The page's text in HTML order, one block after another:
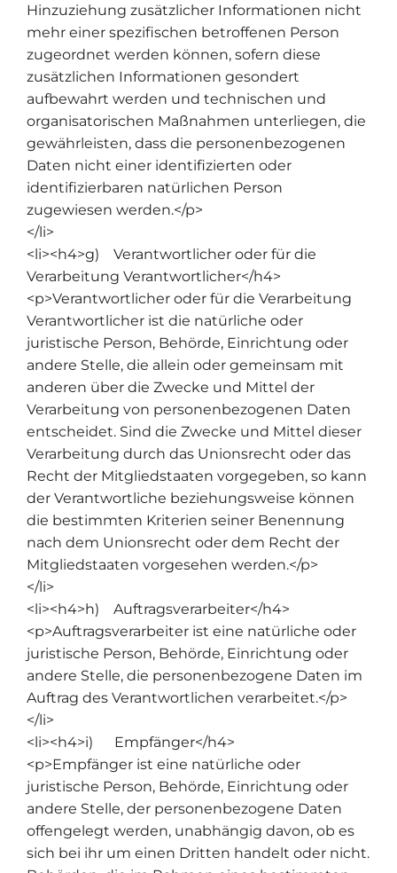
Hinzuziehung zusätzlicher Informationen nicht
mehr einer spezifischen betroffenen Person
zugeordnet werden können, sofern diese
zusätzlichen Informationen gesondert
aufbewahrt werden und technischen und
organisatorischen Maßnahmen unterliegen, die
gewährleisten, dass die personenbezogenen
Daten nicht einer identifizierten oder
identifizierbaren natürlichen Person
zugewiesen werden.</p>
</li>
<li><h4>g) Verantwortlicher oder für die
Verarbeitung Verantwortlicher</h4>
<p>Verantwortlicher oder für die Verarbeitung
Verantwortlicher ist die natürliche oder
juristische Person, Behörde, Einrichtung oder
andere Stelle, die allein oder gemeinsam mit
anderen über die Zwecke und Mittel der
Verarbeitung von personenbezogenen Daten
entscheidet. Sind die Zwecke und Mittel dieser
Verarbeitung durch das Unionsrecht oder das
Recht der Mitgliedstaaten vorgegeben, so kann
der Verantwortliche beziehungsweise können
die bestimmten Kriterien seiner Benennung
nach dem Unionsrecht oder dem Recht der
Mitgliedstaaten vorgesehen werden.</p>
</li>
<li><h4>h) Auftragsverarbeiter</h4>
<p>Auftragsverarbeiter ist eine natürliche oder
juristische Person, Behörde, Einrichtung oder
andere Stelle, die personenbezogene Daten im
Auftrag des Verantwortlichen verarbeitet.</p>
</li>
<li><h4>i) Empfänger</h4>
<p>Empfänger ist eine natürliche oder
juristische Person, Behörde, Einrichtung oder
andere Stelle, der personenbezogene Daten
offengelegt werden, unabhängig davon, ob es
sich bei ihr um einen Dritten handelt oder nicht.